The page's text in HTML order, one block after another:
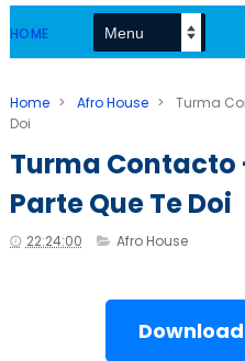
HOME
Home > Afro House >
Turma
Doi
Turma Contacto
Parte Que Te Doi
22:24:00 Afro House